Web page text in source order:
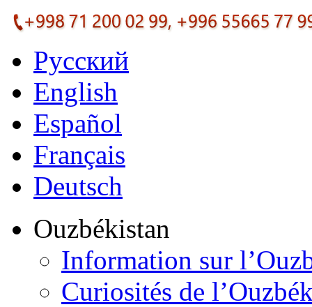
Русский
English
Español
Français
Deutsch
Ouzbékistan
Information sur
Curiosités de